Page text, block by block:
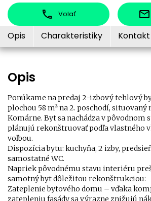
Volať
Opis Charakteristiky Kontakt
Opis
Ponúkame na predaj 2-izbový tehlový
plochou 58 m² na 2. poschodí, situovaný
Komárne. Byt sa nachádza v pôvodnom
plánujú rekonštruovať podľa vlastného
voľbou.
Dispozícia bytu: kuchyňa, 2 izby,
samostatné WC.
Napriek pôvodnému stavu interiéru
samotný byt dôležitou rekonštrukciou:
Zateplenie bytového domu – vďaka
zatepleniu fasády sa výrazne znižujú